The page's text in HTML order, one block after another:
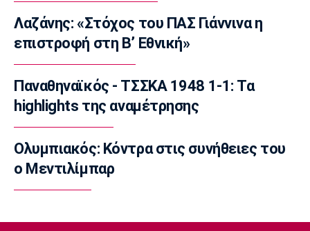
στο Κλουζ
23:16
Γ Εθνική
«Πακέτο» στον Απόλλωνα Σμύρνης
23:05
οι Βοιωτοί επί των «καναρινιών»
22:50
Europa League
λάθος (hls)
Λαζάνης: «Στόχος του ΠΑΣ Γιάννινα η
επιστροφή στη Β’ Εθνική»
Παναθηναϊκός - ΤΣΣΚΑ 1948 1-1: Τα
highlights της αναμέτρησης
Ολυμπιακός: Κόντρα στις συνήθειες του
ο Μεντιλίμπαρ